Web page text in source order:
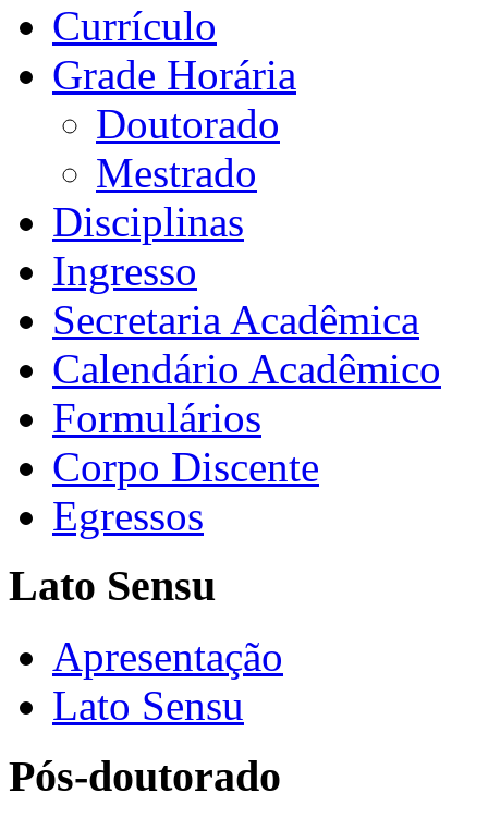
Currículo
Grade Horária
Doutorado
Mestrado
Disciplinas
Ingresso
Secretaria Acadêmica
Calendário Acadêmico
Formulários
Corpo Discente
Egressos
Lato Sensu
Apresentação
Lato Sensu
Pós-doutorado